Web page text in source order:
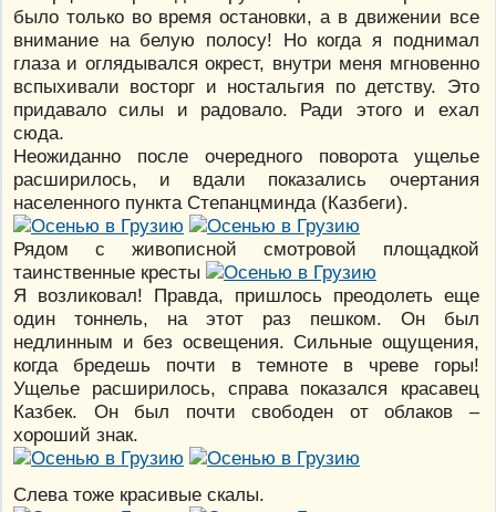
было только во время остановки, а в движении все
внимание на белую полосу! Но когда я поднимал
глаза и оглядывался окрест, внутри меня мгновенно
вспыхивали восторг и ностальгия по детству. Это
придавало силы и радовало. Ради этого и ехал
сюда.
Неожиданно после очередного поворота ущелье
расширилось, и вдали показались очертания
населенного пункта Степанцминда (Казбеги).
Рядом с живописной смотровой площадкой
таинственные кресты
Я возликовал! Правда, пришлось преодолеть еще
один тоннель, на этот раз пешком. Он был
недлинным и без освещения. Сильные ощущения,
когда бредешь почти в темноте в чреве горы!
Ущелье расширилось, справа показался красавец
Казбек. Он был почти свободен от облаков –
хороший знак.
Слева тоже красивые скалы.